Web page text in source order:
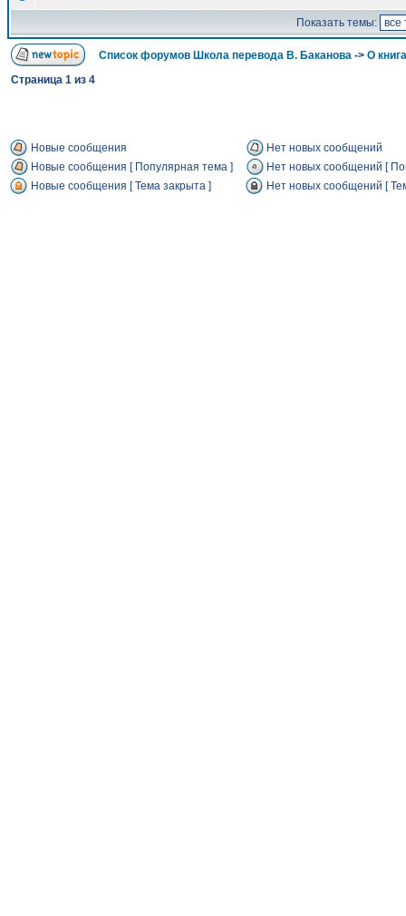
Показать темы:
Список форумов Школа перевода В. Баканова -> О
Страница 1 из 4
Новые сообщения
Нет новых сообщений
Новые сообщения [ Популярная тема ]
Нет новых сообщений [
Новые сообщения [ Тема закрыта ]
Нет новых сообщений [